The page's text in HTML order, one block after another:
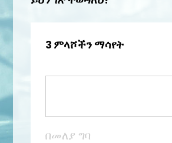
3 ምላሾችን ማሳየት
በመለያ ግባ